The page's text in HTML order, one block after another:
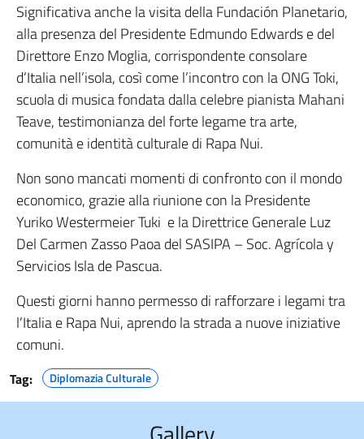
Significativa anche la visita della Fundación Planetario,
alla presenza del Presidente Edmundo Edwards e del
Direttore Enzo Moglia, corrispondente consolare
d’Italia nell’isola, così come l’incontro con la ONG Toki,
scuola di musica fondata dalla celebre pianista Mahani
Teave, testimonianza del forte legame tra arte,
comunità e identità culturale di Rapa Nui.
Non sono mancati momenti di confronto con il mondo
economico, grazie alla riunione con la Presidente
Yuriko Westermeier Tuki e la Direttrice Generale Luz
Del Carmen Zasso Paoa del SASIPA – Soc. Agrícola y
Servicios Isla de Pascua.
Questi giorni hanno permesso di rafforzare i legami tra
l’Italia e Rapa Nui, aprendo la strada a nuove iniziative
comuni.
Tag: Diplomazia Culturale